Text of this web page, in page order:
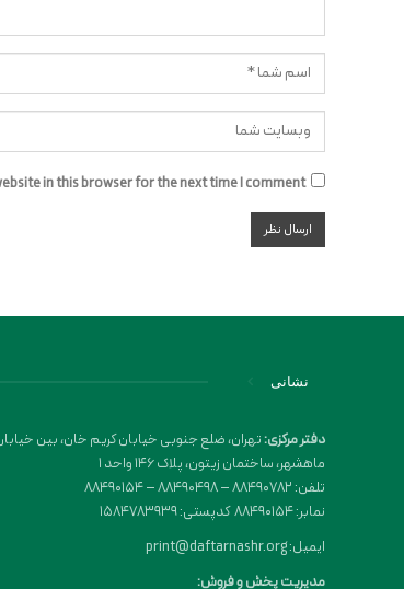
in this browser for the next time I comment.
نشانی
دفتر مرکزی:تهران، ضلع جنوبی خیابان کریم خان، بین
ماهشهر، ساختمان زیتون، پلاک 146 واحد 1
تلفن: 88490782 – 88490498 – 88490154
نمابر: 88490154 کدپستی: 1584783939
ایمیل: print@daftarnashr.org
مدیریت پخش و فروش: